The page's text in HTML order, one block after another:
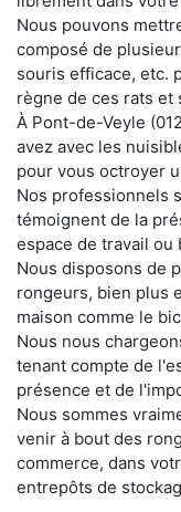
Nous pouvons
composé de
souris efficace, etc.
règne de ces rats et
À Pont-de-Veyle
avez avec les
pour vous octroyer
Nos professionnels
témoignent de la
espace de travail ou
Nous disposons de
rongeurs, bien plus
maison comme le
Nous nous
tenant compte de
présence et de
Nous sommes
venir à bout des
commerce, dans
entrepôts de